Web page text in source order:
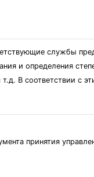
службы
и определения
В соответствии с
принятия